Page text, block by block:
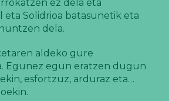
ez dela eta
eta Solidrioa batasunetik eta
dela.
aldeko gure
Egunez egun eratzen dugun
esfortzuz, arduraz eta…